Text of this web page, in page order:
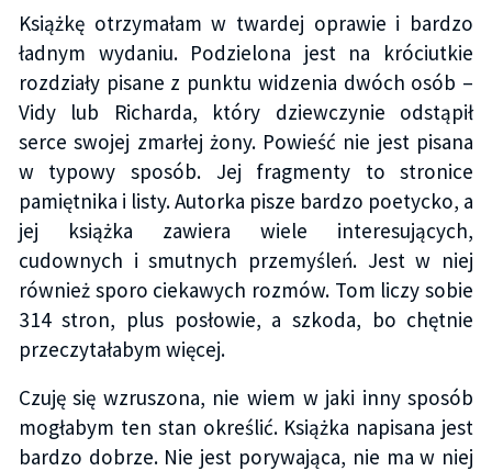
Książkę otrzymałam w twardej oprawie i bardzo
ładnym wydaniu. Podzielona jest na króciutkie
rozdziały pisane z punktu widzenia dwóch osób –
Vidy lub Richarda, który dziewczynie odstąpił
serce swojej zmarłej żony. Powieść nie jest pisana
w typowy sposób. Jej fragmenty to stronice
pamiętnika i listy. Autorka pisze bardzo poetycko, a
jej książka zawiera wiele interesujących,
cudownych i smutnych przemyśleń. Jest w niej
również sporo ciekawych rozmów. Tom liczy sobie
314 stron, plus posłowie, a szkoda, bo chętnie
przeczytałabym więcej.
Czuję się wzruszona, nie wiem w jaki inny sposób
mogłabym ten stan określić. Książka napisana jest
bardzo dobrze. Nie jest porywająca, nie ma w niej